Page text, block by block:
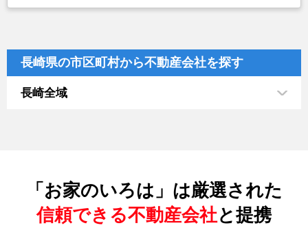
長崎県の市区町村から不動産会社を探す
長崎全域
「お家のいろは」は厳選された
信頼できる不動産会社と提携